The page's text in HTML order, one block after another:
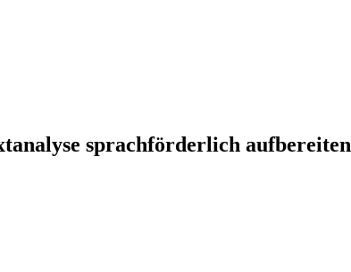
sprachförderlich aufbereiten